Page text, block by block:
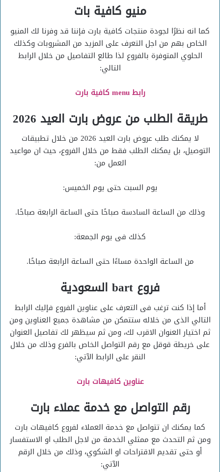
منيو كافية بات
كما انه نظرًا لجودة منتجات كافية بارت فإننا قد وفرنا لك المنيو
الخاص بهم من اجل التعرف على المزيد من المشروبات وكذلك
الحلوي المتوفرة بالفروع لذا طالع التفاصيل من خلال الرابط
التالي:
رابط menu كافية بارت
طريقة الطلب من عروض بارت العيد 2026
لا يمكنك طلب عروض بارت العيد 2026 من خلال تطبيقات
التوصيل، بل يمكنك الطلب فقط من خلال الفروع، حيث ان مواعيد
العمل من:
يوم السبت حتى يوم الخميس:
وذلك من الساعة السادسة صباحًا حتى الساعة الرابعة صباحًا.
كذلك فى يوم الجمعة:
من الساعة الواحدة مساءًا حتى الساعة الرابعة صباحًا.
فروع bart السعودية
أما إذا كنت ترغب فى التعرف على عناوين الفروع فإليك الرابط
التالي الذى من خلاله ستتمكن من مشاهدة جميع العناوين ومن
ثم اختيار العنوان الاقرب لك، ومن ثم سيظهر لك تفاصيل العنوان
على خريطة قوقل مع رقم التواصل الخاص بالفرع وذلك من خلال
النقر على الرابط الآتي:
عناوين كافيهات بارت
رقم التواصل مع خدمة عملاء بارت
كما يمكنك ان تتواصل مع خدمة العملاء لفروع كافيهات بارت
ومن ثم التحدث مع ممثلي الخدمة من لاجل الطلب او الاستفسار
أو حتى تقديم الاقتراحات او الشكوي، وذلك من خلال الرقم
الآتي: